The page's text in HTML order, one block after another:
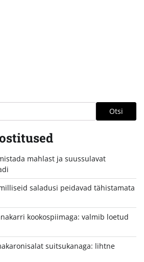
Otsi
mahlast ja suussulavat
saladusi peidavad tähistamata
kookospiimaga: valmib loetud
suitsukanaga: lihtne